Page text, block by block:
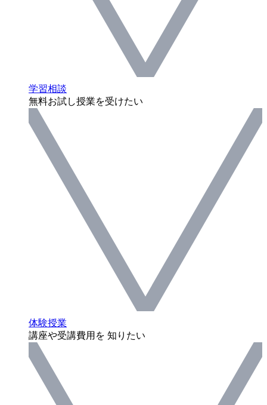
学習相談
無料お試し授業を受けたい
体験授業
講座や受講費用を 知りたい